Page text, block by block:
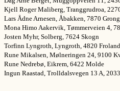
Kjell Roger Maliberg,
Lars Ådne Arnesen, Åbakken, 7870 Grong
Mona Himo Aakervik, Tømmerveien
Josten Myhr, Solberg, 7624 Skogn
Torfinn Lyngroth Lyngroth 4820 Froland
Rune Mikalsen, Mølneringen 24, 9100
Rune Nedrebø, Eikrem, 6422 Molde
Ingun Raastad, Trolldalsvegen 13 A,